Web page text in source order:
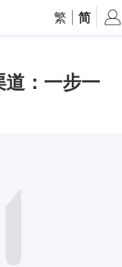
繁 简
道：一步一